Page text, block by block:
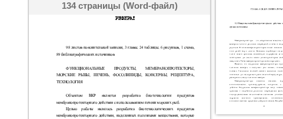
134 страницы (Word-файл)